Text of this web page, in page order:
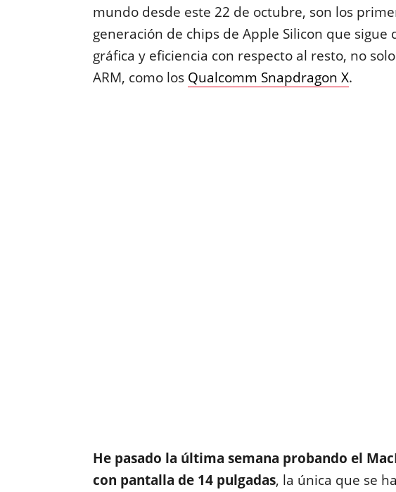
mundo desde este 22 de octubre, son los
generación de chips de Apple Silicon que sigue
gráfica y eficiencia con respecto al resto, no
ARM, como los Qualcomm Snapdragon X.
He pasado la última semana probando el
con pantalla de 14 pulgadas, la única que se